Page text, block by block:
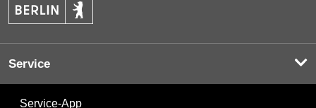
Service
Service-App